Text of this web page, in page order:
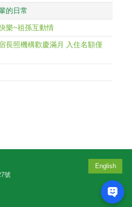
的日常
樂~祖孫互動情
長照機構歡慶滿月 入住名額僅
號
English